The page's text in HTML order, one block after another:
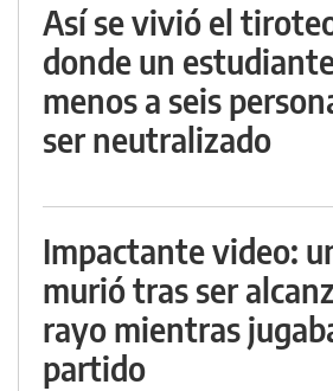
Así se vivió el
donde un
menos a seis
ser neutralizado
Impactante video:
murió tras ser
rayo mientras
partido